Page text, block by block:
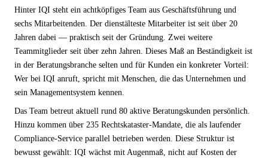
Hinter IQI steht ein achtköpfiges Team aus Geschäftsführung und
sechs Mitarbeitenden. Der dienstälteste Mitarbeiter ist seit über 20
Jahren dabei — praktisch seit der Gründung. Zwei weitere
Teammitglieder seit über zehn Jahren. Dieses Maß an Beständigkeit ist
in der Beratungsbranche selten und für Kunden ein konkreter Vorteil:
Wer bei IQI anruft, spricht mit Menschen, die das Unternehmen und
sein Managementsystem kennen.
Das Team betreut aktuell rund 80 aktive Beratungskunden persönlich.
Hinzu kommen über 235 Rechtskataster-Mandate, die als laufender
Compliance-Service parallel betrieben werden. Diese Struktur ist
bewusst gewählt: IQI wächst mit Augenmaß, nicht auf Kosten der